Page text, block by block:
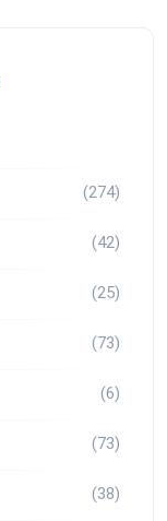
(274)
(42)
(25)
(73)
(6)
(73)
(38)